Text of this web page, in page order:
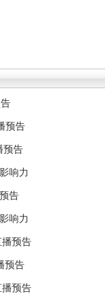
预告
预告
响力
告
响力
预告
预告
预告